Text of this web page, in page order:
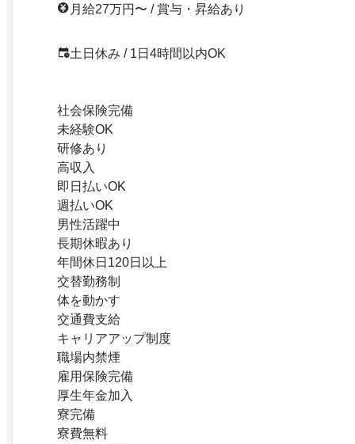
月給27万円〜 / 賞与・昇給あり
土日休み / 1日4時間以内OK
社会保険完備
未経験OK
研修あり
高収入
即日払いOK
週払いOK
男性活躍中
長期休暇あり
年間休日120日以上
交替勤務制
体を動かす
交通費支給
キャリアアップ制度
職場内禁煙
雇用保険完備
厚生年金加入
寮完備
寮費無料